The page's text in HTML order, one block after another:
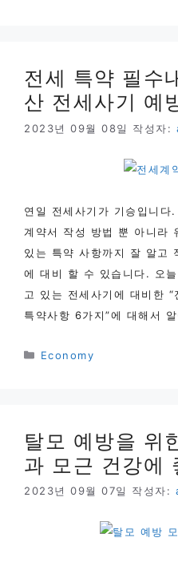
전세 특약 필수
산 전세사기 예
2023년 09월 08일 작성자:
연일 전세사기가 기승입니다
계약서 작성 방법 뿐 아니라
있는 특약 사항까지 잘 알고
에 대비 할 수 있습니다. 오
고 있는 전세사기에 대비한
특약사항 6가지”에 대해서
카
Economy
탈모 예방을 위
과 모근 건강에
2023년 09월 07일 작성자: